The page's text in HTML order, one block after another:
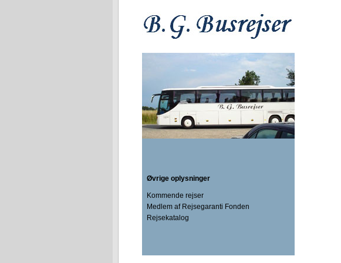
Øvrige oplysninger
Kommende rejser
Medlem af Rejsegaranti Fonden
Rejsekatalog